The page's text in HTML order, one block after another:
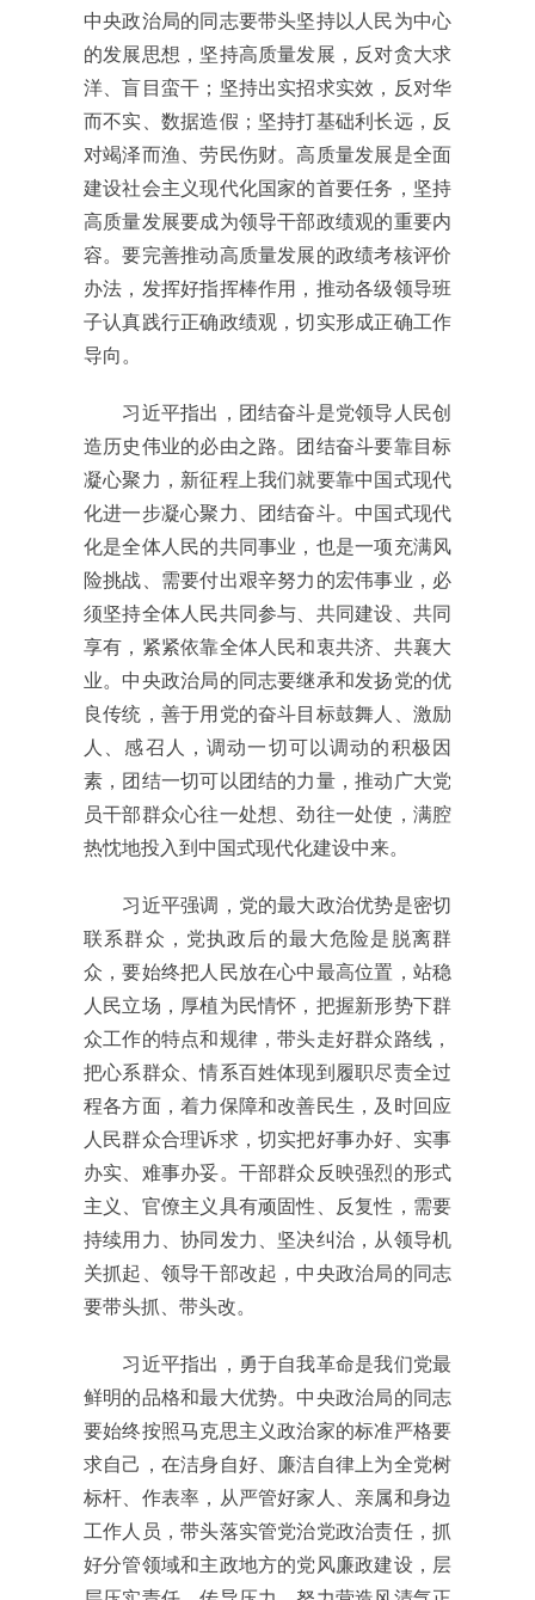
中央政治局的同志要带头坚持以人民为中心
的发展思想，坚持高质量发展，反对贪大求
洋、盲目蛮干；坚持出实招求实效，反对华
而不实、数据造假；坚持打基础利长远，反
对竭泽而渔、劳民伤财。高质量发展是全面
建设社会主义现代化国家的首要任务，坚持
高质量发展要成为领导干部政绩观的重要内
容。要完善推动高质量发展的政绩考核评价
办法，发挥好指挥棒作用，推动各级领导班
子认真践行正确政绩观，切实形成正确工作
导向。
习近平指出，团结奋斗是党领导人民创
造历史伟业的必由之路。团结奋斗要靠目标
凝心聚力，新征程上我们就要靠中国式现代
化进一步凝心聚力、团结奋斗。中国式现代
化是全体人民的共同事业，也是一项充满风
险挑战、需要付出艰辛努力的宏伟事业，必
须坚持全体人民共同参与、共同建设、共同
享有，紧紧依靠全体人民和衷共济、共襄大
业。中央政治局的同志要继承和发扬党的优
良传统，善于用党的奋斗目标鼓舞人、激励
人、感召人，调动一切可以调动的积极因
素，团结一切可以团结的力量，推动广大党
员干部群众心往一处想、劲往一处使，满腔
热忱地投入到中国式现代化建设中来。
习近平强调，党的最大政治优势是密切
联系群众，党执政后的最大危险是脱离群
众，要始终把人民放在心中最高位置，站稳
人民立场，厚植为民情怀，把握新形势下群
众工作的特点和规律，带头走好群众路线，
把心系群众、情系百姓体现到履职尽责全过
程各方面，着力保障和改善民生，及时回应
人民群众合理诉求，切实把好事办好、实事
办实、难事办妥。干部群众反映强烈的形式
主义、官僚主义具有顽固性、反复性，需要
持续用力、协同发力、坚决纠治，从领导机
关抓起、领导干部改起，中央政治局的同志
要带头抓、带头改。
习近平指出，勇于自我革命是我们党最
鲜明的品格和最大优势。中央政治局的同志
要始终按照马克思主义政治家的标准严格要
求自己，在洁身自好、廉洁自律上为全党树
标杆、作表率，从严管好家人、亲属和身边
工作人员，带头落实管党治党政治责任，抓
好分管领域和主政地方的党风廉政建设，层